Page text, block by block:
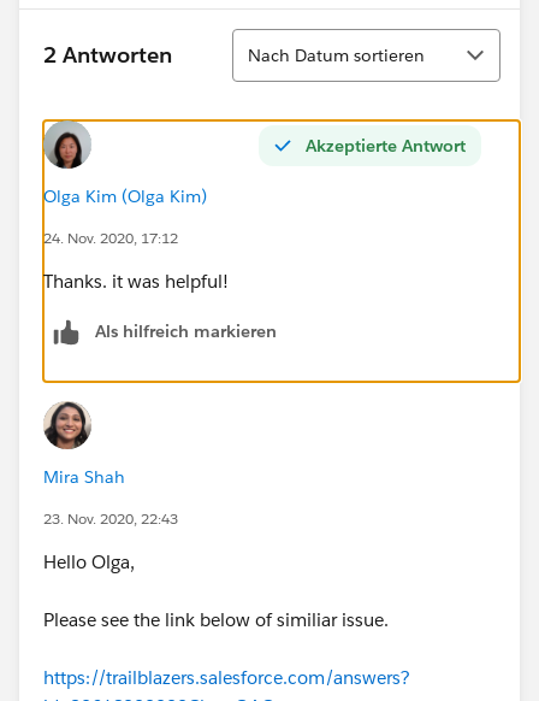
<div class="slds-text-
            </div>
        </div>
</template>
Could you help me to figure out what did I do wrong?
Olga
2 Antworten
Sortieren
Nach Datum sortieren
Akzeptierte Antwort
Olga Kim (Olga Kim)
24. Nov. 2020, 17:12
Thanks. it was helpful!
Als hilfreich markieren
Mira Shah
23. Nov. 2020, 22:43
Hello Olga,
Please see the link below of similiar issue.
https://trailblazers.salesforce.com/answers?